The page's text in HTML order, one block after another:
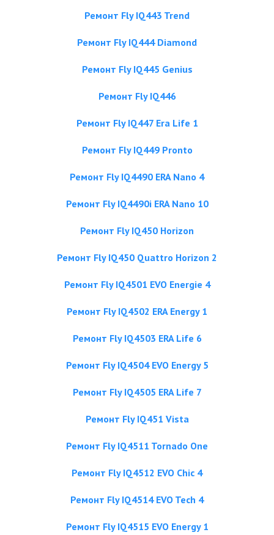
Ремонт Fly IQ443 Trend
Ремонт Fly IQ444 Diamond
Ремонт Fly IQ445 Genius
Ремонт Fly IQ446
Ремонт Fly IQ447 Era Life 1
Ремонт Fly IQ449 Pronto
Ремонт Fly IQ4490 ERA Nano 4
Ремонт Fly IQ4490i ERA Nano 10
Ремонт Fly IQ450 Horizon
Ремонт Fly IQ450 Quattro Horizon 2
Ремонт Fly IQ4501 EVO Energie 4
Ремонт Fly IQ4502 ERA Energy 1
Ремонт Fly IQ4503 ERA Life 6
Ремонт Fly IQ4504 EVO Energy 5
Ремонт Fly IQ4505 ERA Life 7
Ремонт Fly IQ451 Vista
Ремонт Fly IQ4511 Tornado One
Ремонт Fly IQ4512 EVO Chic 4
Ремонт Fly IQ4514 EVO Tech 4
Ремонт Fly IQ4515 EVO Energy 1